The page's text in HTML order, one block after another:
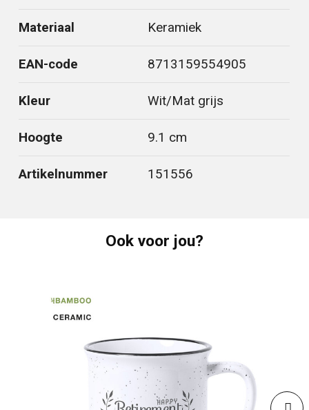
Materiaal Keramiek
EAN-code 8713159554905
Kleur Wit/Mat grijs
Hoogte 9.1 cm
Artikelnummer 151556
Ook voor jou?